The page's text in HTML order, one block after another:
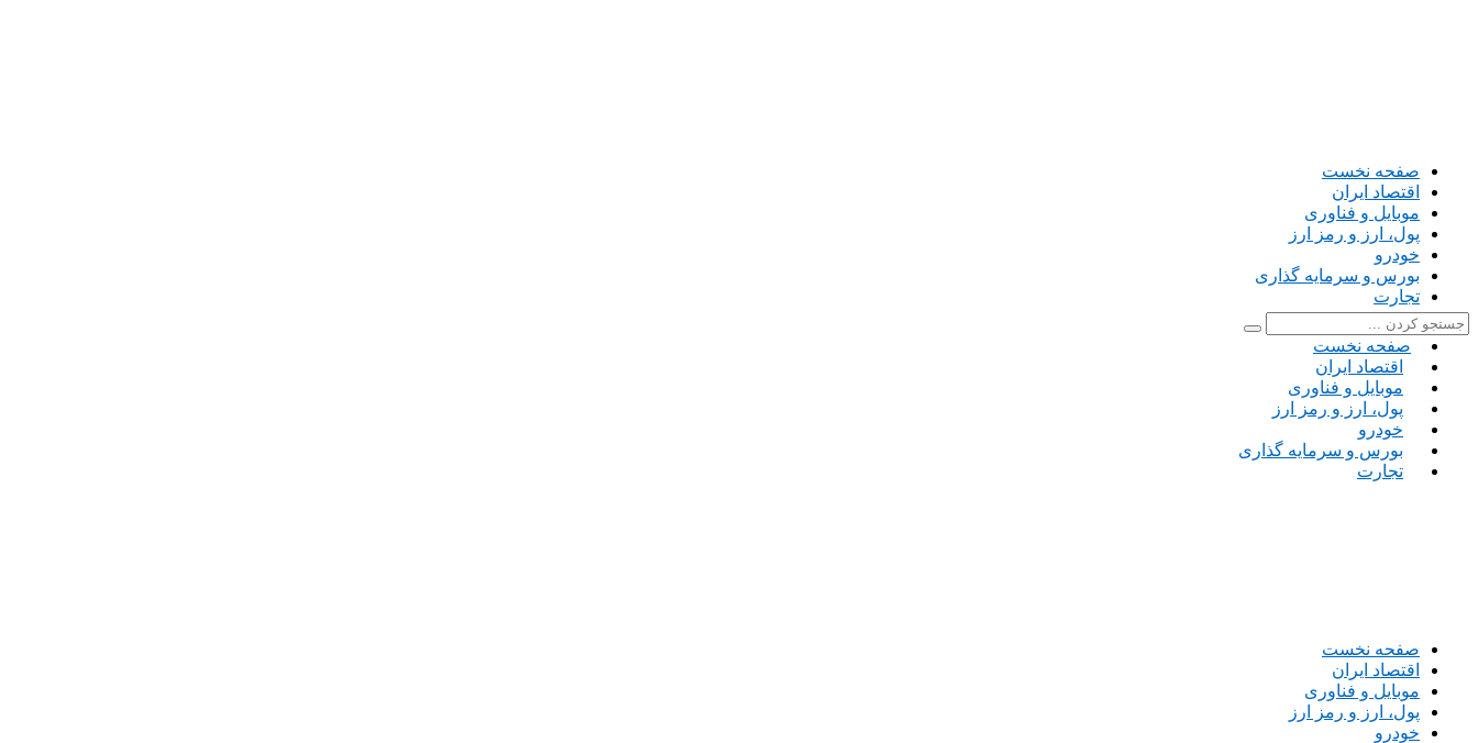
صفحه نخست
اقتصاد ایران
موبایل و فناوری
پول، ارز و رمز ارز
خودرو
بورس و سرمایه گذاری
تجارت
صفحه نخست
اقتصاد ایران
موبایل و فناوری
پول، ارز و رمز ارز
خودرو
بورس و سرمایه گذاری
تجارت
صفحه نخست
اقتصاد ایران
موبایل و فناوری
پول، ارز و رمز ارز
خودرو